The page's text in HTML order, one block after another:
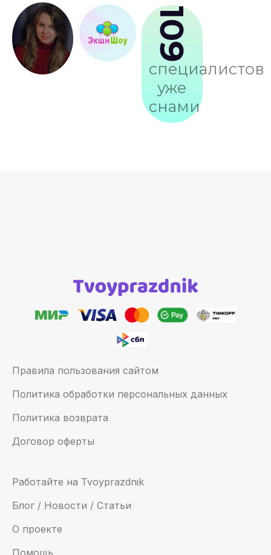
109
специалистов
уже
снами
Правила пользования сайтом
Политика обработки персональных данных
Политика возврата
Договор оферты
Работайте на Tvoyprazdnik
Блог / Новости / Статьи
О проекте
Помощь